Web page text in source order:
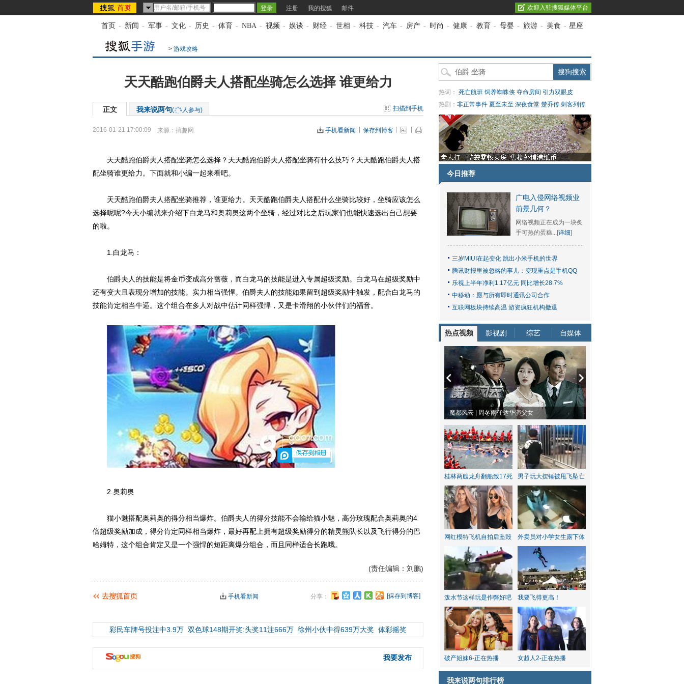
注册 我的搜狐 邮件 欢迎入驻搜狐媒体平台
首页 - 新闻 - 军事 - 文化 - 历史 - 体育 - NBA - 视频 - 娱谈 - 财经 - 世相 - 科技 - 汽车 - 房产 - 时尚 - 健康 - 教育 - 母婴 - 旅游 - 美食 - 星座
> 游戏攻略
天天酷跑伯爵夫人搭配坐骑怎么选择 谁更给力
正文 我来说两句( 人参与) 扫描到手机
2016-01-21 17:00:09 来源： 搞趣网 手机看新闻 保存到博客
天天酷跑伯爵夫人搭配坐骑怎么选择？天天酷跑伯爵夫人搭配坐骑有什么技巧？天天酷跑伯爵夫人搭
配坐骑谁更给力。下面就和小编一起来看吧。
天天酷跑伯爵夫人搭配坐骑推荐，谁更给力。天天酷跑伯爵夫人搭配什么坐骑比较好，坐骑应该怎么
选择呢呢?今天小编就来介绍下白龙马和奥莉奥这两个坐骑，经过对比之后玩家们也能快速选出自己想要
的啦。
1.白龙马：
伯爵夫人的技能是将金币变成高分蔷薇，而白龙马的技能是进入专属超级奖励。白龙马在超级奖励中
还有变大且表现分增加的技能。实力相当强悍。伯爵夫人的技能如果留到超级奖励中触发，配合白龙马的
技能肯定相当牛逼。这个组合在多人对战中估计同样强悍，又是卡滑翔的小伙伴们的福音。
1
2.奥莉奥
猫小魅搭配奥莉奥的得分相当爆炸。伯爵夫人的得分技能不会输给猫小魅，高分玫瑰配合奥莉奥的4
倍超级奖励加成，得分肯定同样相当爆炸，最好再配上拥有超级奖励得分的精灵熊队长以及飞行得分的巴
哈姆特，这个组合肯定又是一个强悍的短距离爆分组合，而且同样适合长跑哦。
(责任编辑：刘鹏)
分享： [保存到博客]
手机看新闻
彩民车牌号投注中3.9万 双色球148期开奖:头奖11注666万 徐州小伙中得639万大奖 体彩摇奖
我要发布
热词： 死亡航班 饲养蜘蛛侠 夺命房间 引力双眼皮
热剧： 非正常事件 夏至未至 深夜食堂 楚乔传 刺客列传
今日推荐
广电入侵网络视频业
前景几何？
网络视频正在成为一块炙
手可热的蛋糕...[详细]
三岁MIUI在起变化 跳出小米手机的世界
腾讯财报里被忽略的事儿：变现重点是手机QQ
乐视上半年净利1.17亿元 同比增长28.7%
中移动：愿与所有即时通讯公司合作
互联网板块持续高温 游资疯狂机构撤退
热点视频 影视剧 综艺 自媒体
动物系恋人啊 | 钟欣潼体验爱情哲学 南方有乔木 | “科创CP”渐入佳境
桂林两艘龙舟翻船致17死 男子玩大摆锤被甩飞坠亡
网红模特飞机自拍后坠毁 外卖员对小学女生露下体
泼水节这样玩是作弊好吧 我要飞得更高！
破产姐妹6-正在热播 女超人2-正在热播
我来说两句排行榜